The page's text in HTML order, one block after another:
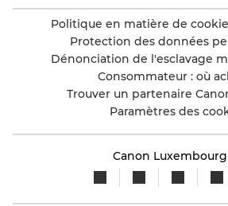
Politique en matière de
Protection des données
Dénonciation de l'esclavage
Consommateur : où
Trouver un partenaire
Paramètres des
Canon Luxembourg